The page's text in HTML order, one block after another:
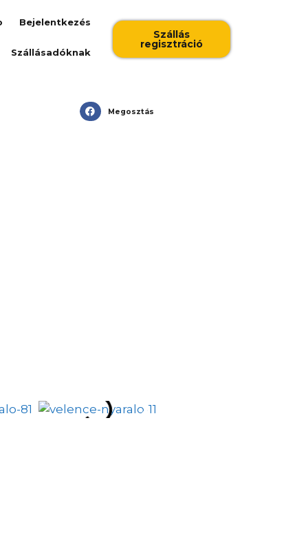
Bejelentkezés
Szállásadóknak
Szállás
regisztráció
Megosztás